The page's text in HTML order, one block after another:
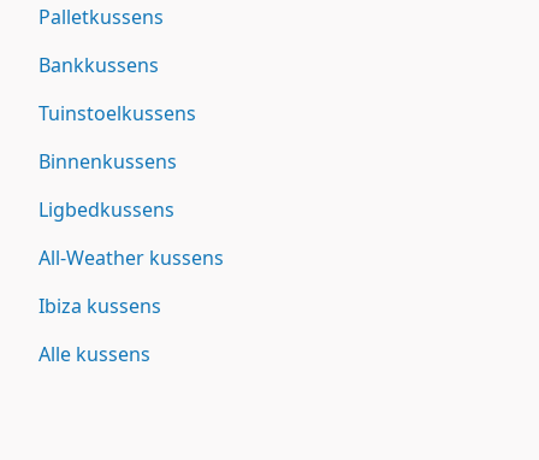
Palletkussens
Bankkussens
Tuinstoelkussens
Binnenkussens
Ligbedkussens
All-Weather kussens
Ibiza kussens
Alle kussens